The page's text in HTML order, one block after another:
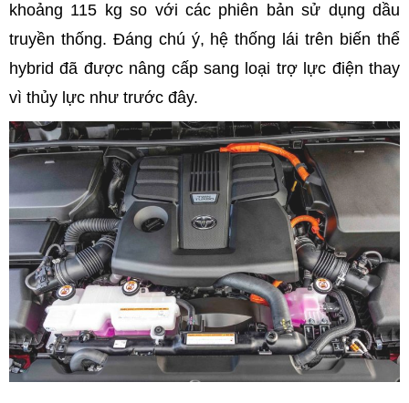
khoảng 115 kg so với các phiên bản sử dụng dầu
truyền thống. Đáng chú ý, hệ thống lái trên biến thể
hybrid đã được nâng cấp sang loại trợ lực điện thay
vì thủy lực như trước đây.